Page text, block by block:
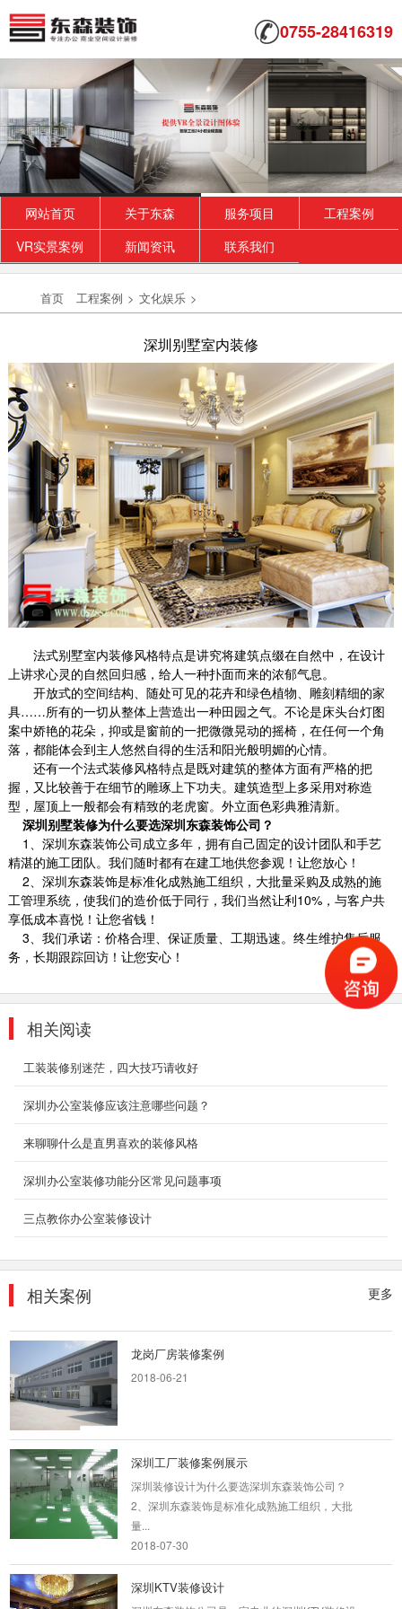
0755-28416319
网站首页 关于东森 服务项目
工程案例
VR实景案例
新闻资讯 联系我们
首页 工程案例 > 文化娱乐 >
深圳别墅室内装修
法式别墅室内装修风格特点是讲究将建筑点缀在自然中，在设计
上讲求心灵的自然回归感，给人一种扑面而来的浓郁气息。
开放式的空间结构、随处可见的花卉和绿色植物、雕刻精细的家
具……所有的一切从整体上营造出一种田园之气。不论是床头台灯图
案中娇艳的花朵，抑或是窗前的一把微微晃动的摇椅，在任何一个角
落，都能体会到主人悠然自得的生活和阳光般明媚的心情。
还有一个法式装修风格特点是既对建筑的整体方面有严格的把
握，又比较善于在细节的雕琢上下功夫。建筑造型上多采用对称造
型，屋顶上一般都会有精致的老虎窗。外立面色彩典雅清新。
深圳别墅装修为什么要选深圳东森装饰公司？
1、深圳东森装饰公司成立多年，拥有自己固定的设计团队和手艺
精湛的施工团队。我们随时都有在建工地供您参观！让您放心！
2、深圳东森装饰是标准化成熟施工组织，大批量采购及成熟的施
工管理系统，使我们的造价低于同行，我们当然让利10%，与客户共
享低成本喜悦！让您省钱！
3、我们承诺：价格合理、保证质量、工期迅速。终生维护售后服
务，长期跟踪回访！让您安心！
相关阅读
工装装修别迷茫，四大技巧请收好
深圳办公室装修应该注意哪些问题？
来聊聊什么是直男喜欢的装修风格
深圳办公室装修功能分区常见问题事项
三点教你办公室装修设计
更多
相关案例
游戏公司办公室装修
此的办公空间具有鲜明的德国风格，从入口大堂
到电梯厅，大量使用了灰色花岗岩、木饰面和不
锈钢材质，严...
2018-06-21
深圳别墅室内装修
法式别墅室内装修风格特点是讲究将建筑点缀在
自然中，在设计上讲求心灵的自然回归感，给人
一种扑...
2018-07-30
这种风格强调以华丽的装饰、浓烈的色彩、精美
高雅办公室装修
而本案以全新的办公模式去诠释广告办公空间。
浅色连续又赋予造型与颜色变化，不规则的办公
空间、不规...
2018-07-30
工厂产业园区装修
龙岗厂房装修案例
2018-06-21
深圳工厂装修案例展示
深圳装修设计为什么要选深圳东森装饰公司？
2、深圳东森装饰是标准化成熟施工组织，大批
量...
2018-07-30
深圳KTV装修设计
深圳东森装饰公司是一家专业的深圳KTV装修设